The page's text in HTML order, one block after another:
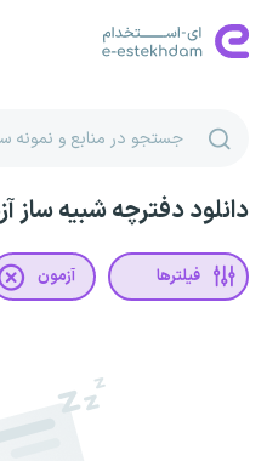
دانلود دفترچه شبیه ساز
فیلترها آزمون